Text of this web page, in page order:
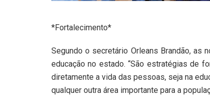
*Fortalecimento*
Segundo o secretário Orleans Brandão, as
educação no estado. “São estratégias de
diretamente a vida das pessoas, seja na
qualquer outra área importante para a